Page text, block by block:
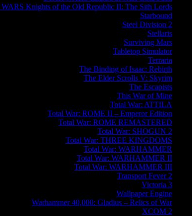
Knights of the Old Republic II: The Sith Lords
Starbound
Steel Division 2
Stellaris
Surviving Mars
Tabletop Simulator
Terraria
The Binding of Isaac: Rebirth
The Elder Scrolls V: Skyrim
The Escapists
This War of Mine
Total War: ATTILA
Total War: ROME II – Emperor Edition
Total War: ROME REMASTERED
Total War: SHOGUN 2
Total War: THREE KINGDOMS
Total War: WARHAMMER
Total War: WARHAMMER II
Total War: WARHAMMER III
Transport Fever 2
Victoria 3
Wallpaper Engine
Warhammer 40,000: Gladius – Relics of War
XCOM 2